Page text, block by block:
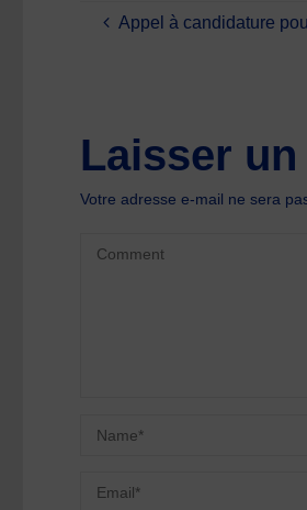
Appel à candidature
Laisser
Votre adresse e-mail ne sera